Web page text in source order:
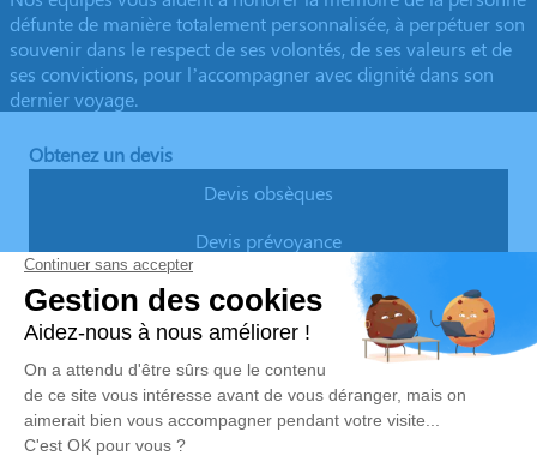
défunte de manière totalement personnalisée, à perpétuer son
souvenir dans le respect de ses volontés, de ses valeurs et de
ses convictions, pour l’accompagner avec dignité dans son
dernier voyage.
Obtenez un devis
Devis obsèques
Devis prévoyance
Devis marbrerie
Notre agence
Pompes Funèbres Vargas
04 78 40 07 53
pfvargasheyrieux@gmail.com